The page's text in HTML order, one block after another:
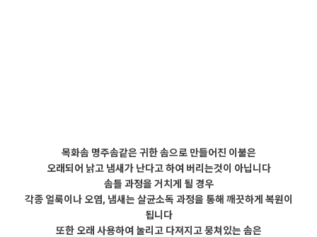
목화솜 명주솜같은 귀한 솜으로 만들어진 이불은
오래되어 낡고 냄새가 난다고 하여 버리는것이 아닙니다
솜틀 과정을 거치게 될 경우
각종 얼룩이나 오염, 냄새는 살균소독 과정을 통해 깨끗하게 복원이
됩니다
또한 오래 사용하여 눌리고 다져지고 뭉쳐있는 솜은